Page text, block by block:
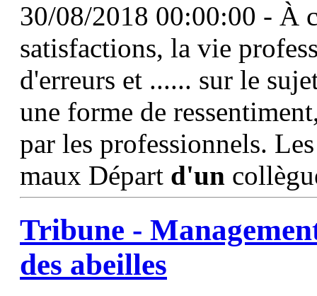
30/08/2018 00:00:00 - À
satisfactions, la vie
d'erreurs et ...... sur le
une forme de
par les professionnels.
maux Départ d'un
Tribune -
des abeilles